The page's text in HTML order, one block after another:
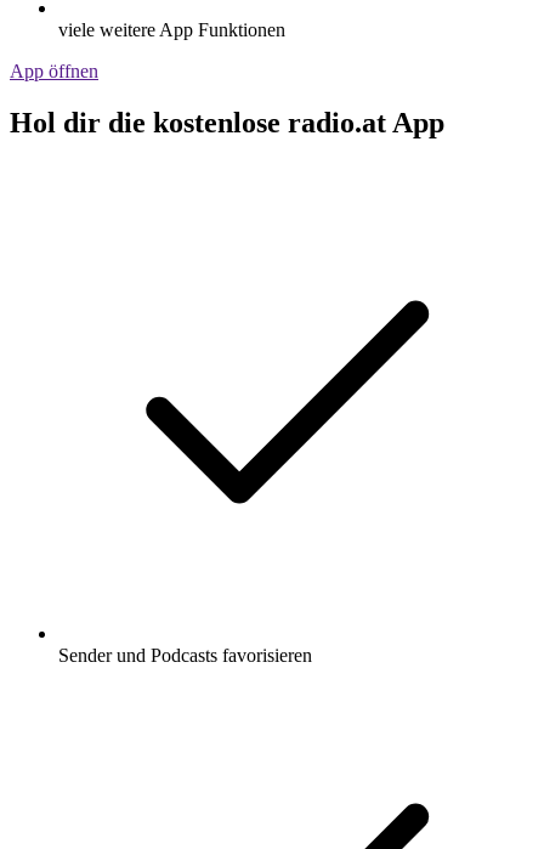
viele weitere App Funktionen
App öffnen
Hol dir die kostenlose radio.at App
Sender und Podcasts favorisieren